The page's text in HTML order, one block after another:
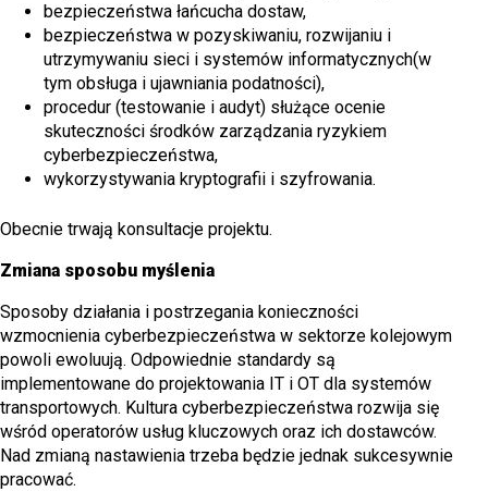
bezpieczeństwa łańcucha dostaw,
bezpieczeństwa w pozyskiwaniu, rozwijaniu i
utrzymywaniu sieci i systemów informatycznych(w
tym obsługa i ujawniania podatności),
procedur (testowanie i audyt) służące ocenie
skuteczności środków zarządzania ryzykiem
cyberbezpieczeństwa,
wykorzystywania kryptografii i szyfrowania.
Obecnie trwają konsultacje projektu.
Zmiana sposobu myślenia
Sposoby działania i postrzegania konieczności
wzmocnienia cyberbezpieczeństwa w sektorze kolejowym
powoli ewoluują. Odpowiednie standardy są
implementowane do projektowania IT i OT dla systemów
transportowych. Kultura cyberbezpieczeństwa rozwija się
wśród operatorów usług kluczowych oraz ich dostawców.
Nad zmianą nastawienia trzeba będzie jednak sukcesywnie
pracować.